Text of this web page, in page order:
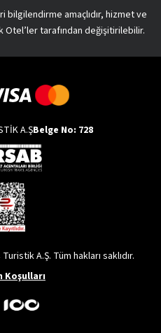
amaçlıdır, hizmet ve
tarafından değişitirilebilir.
A.ŞBelge No: 728
A.Ş. Tüm hakları saklıdır.
Koşulları